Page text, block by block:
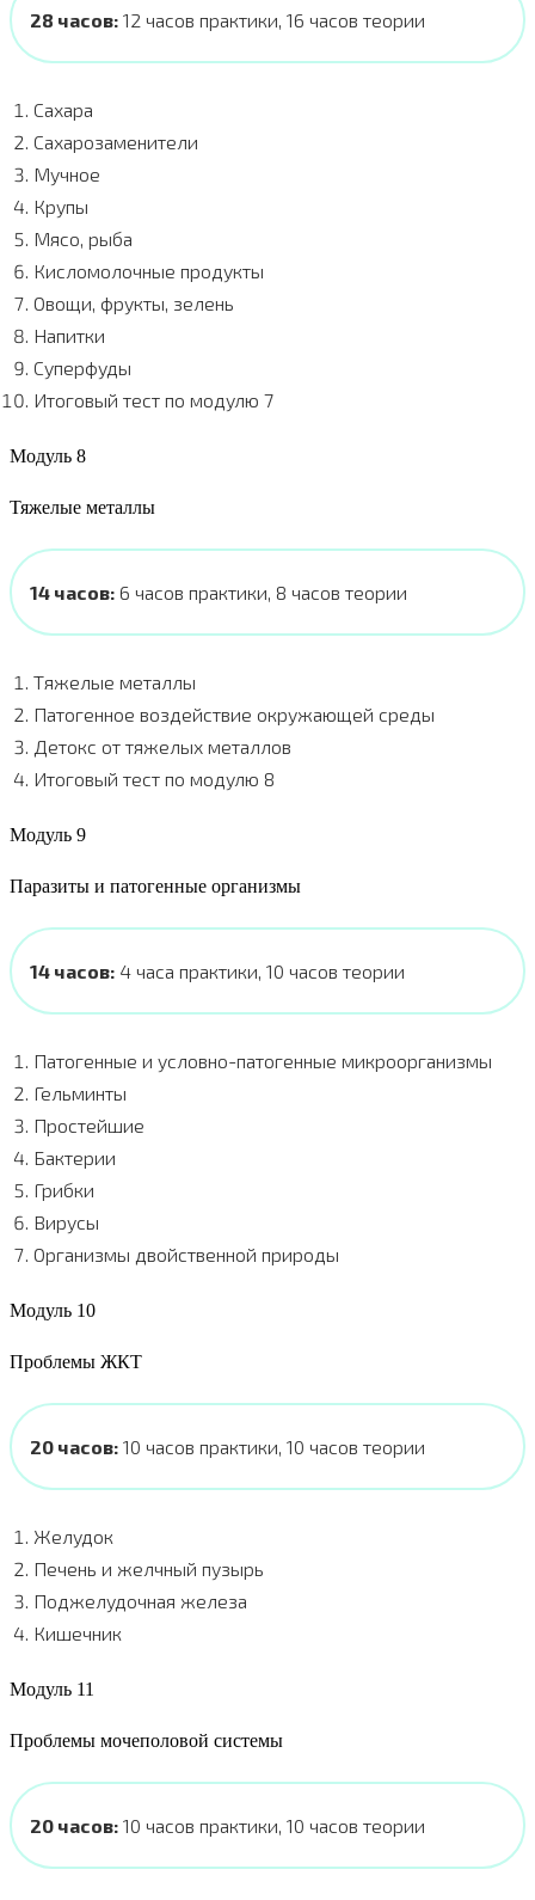
28 часов: 12 часов практики, 16 часов теории
Сахара
Сахарозаменители
Мучное
Крупы
Мясо, рыба
Кисломолочные продукты
Овощи, фрукты, зелень
Напитки
Суперфуды
Итоговый тест по модулю 7
Модуль 8
Тяжелые металлы
14 часов: 6 часов практики, 8 часов теории
Тяжелые металлы
Патогенное воздействие окружающей среды
Детокс от тяжелых металлов
Итоговый тест по модулю 8
Модуль 9
Паразиты и патогенные организмы
14 часов: 4 часа практики, 10 часов теории
Патогенные и условно-патогенные микроорганизмы
Гельминты
Простейшие
Бактерии
Грибки
Вирусы
Организмы двойственной природы
Модуль 10
Проблемы ЖКТ
20 часов: 10 часов практики, 10 часов теории
Желудок
Печень и желчный пузырь
Поджелудочная железа
Кишечник
Модуль 11
Проблемы мочеполовой системы
20 часов: 10 часов практики, 10 часов теории